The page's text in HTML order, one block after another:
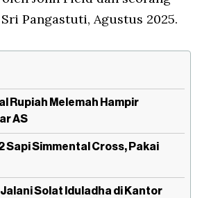
Pangastuti, Agustus 2025.
Rupiah Melemah Hampir
AS
Sapi Simmental Cross, Pakai
Solat Iduladha di Kantor